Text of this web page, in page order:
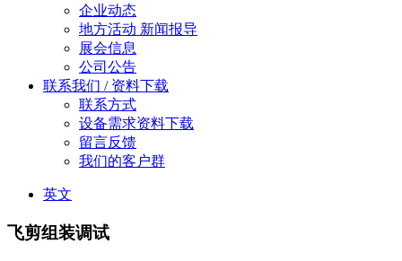
企业动态
地方活动 新闻报导
展会信息
公司公告
联系我们 / 资料下载
联系方式
设备需求资料下载
留言反馈
我们的客户群
英文
飞剪组装调试